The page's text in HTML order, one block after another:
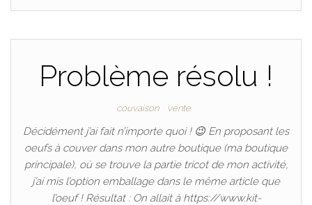
Problème résolu !
couvaison vente
Décidément j’ai fait n’importe quoi ! 😉 En proposant les
oeufs à couver dans mon autre boutique (ma boutique
principale), où se trouve la partie tricot de mon activité,
j’ai mis l’option emballage dans le même article que
l’oeuf ! Résultat : On allait à https://www.kit-